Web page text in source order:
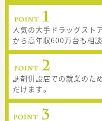
人気の大手ドラッグスト
から高年収600万台も相談
調剤併設店での就業のた
だけます。